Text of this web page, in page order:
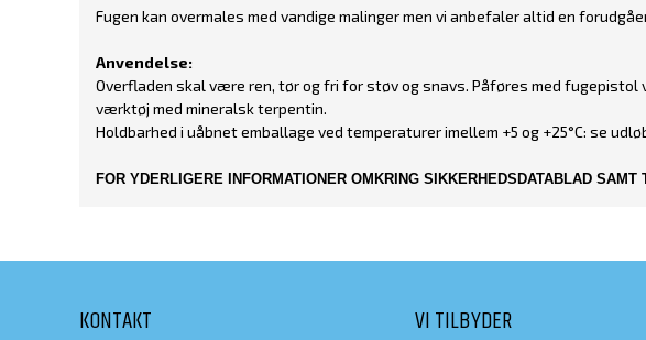
Fugen kan overmales med vandige malinger men vi anbefaler altid en
Anvendelse:
Overfladen skal være ren, tør og fri for støv og snavs. Påføres med fugepistol
værktøj med mineralsk terpentin.
Holdbarhed i uåbnet emballage ved temperaturer imellem +5 og +25°C: se
FOR YDERLIGERE INFORMATIONER OMKRING SIKKERHEDSDATABLAD
KONTAKT VI TILBYDER